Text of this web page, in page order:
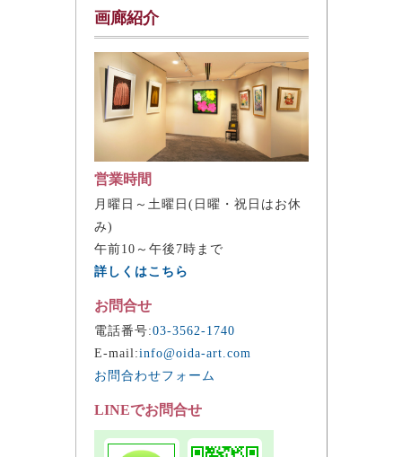
画廊紹介
営業時間
月曜日～土曜日(日曜・祝日はお休
み)
午前10～午後7時まで
詳しくはこちら
お問合せ
電話番号:03-3562-1740
E-mail:info@oida-art.com
お問合わせフォーム
LINEでお問合せ